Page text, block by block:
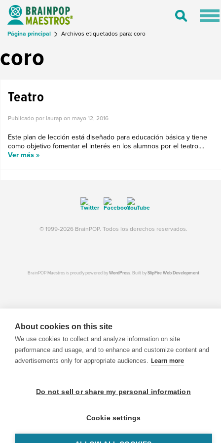
Toggle
Página principal Archivos etiquetados para: coro
coro
Teatro
Publicado por laurap on mayo 12, 2016
Este plan de lección está diseñado para educación básica y tiene
como objetivo fomentar el interés en los alumnos por el teatro....
Ver más »
© 1999-2026 BrainPOP. Todos los derechos reservados.
BrainPOP Maestros is proudly powered byWordPress. Built bySlipFire Web Development
About cookies on this site
We use cookies to collect and analyze information on site
performance and usage, and to enhance and customize content and
advertisements only for appropriate audiences. Learn more
Do not sell or share my personal information
Cookie settings